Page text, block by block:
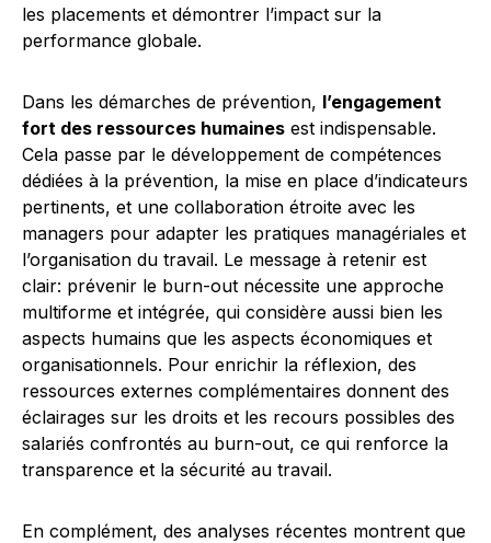
les placements et démontrer l’impact sur la
performance globale.
Dans les démarches de prévention, l’engagement
fort des ressources humaines est indispensable.
Cela passe par le développement de compétences
dédiées à la prévention, la mise en place d’indicateurs
pertinents, et une collaboration étroite avec les
managers pour adapter les pratiques managériales et
l’organisation du travail. Le message à retenir est
clair: prévenir le burn-out nécessite une approche
multiforme et intégrée, qui considère aussi bien les
aspects humains que les aspects économiques et
organisationnels. Pour enrichir la réflexion, des
ressources externes complémentaires donnent des
éclairages sur les droits et les recours possibles des
salariés confrontés au burn-out, ce qui renforce la
transparence et la sécurité au travail.
En complément, des analyses récentes montrent que